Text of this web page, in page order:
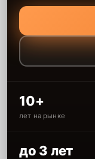
10+
лет на рынке
до 3 лет